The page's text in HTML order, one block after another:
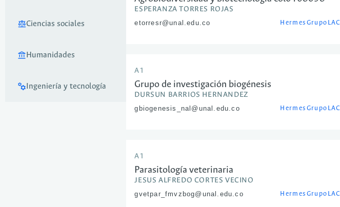
Ciencias sociales
Humanidades
Ingeniería y tecnología
ESPERANZA TORRES ROJAS
etorresr@unal.edu.co Hermes GrupoLAC
A1
Grupo de investigación biogénesis
DURSUN BARRIOS HERNANDEZ
gbiogenesis_nal@unal.edu.co Hermes GrupoLAC
A1
Parasitología veterinaria
JESUS ALFREDO CORTES VECINO
gvetpar_fmvzbog@unal.edu.co Hermes GrupoLAC